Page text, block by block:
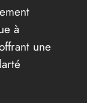
à
une